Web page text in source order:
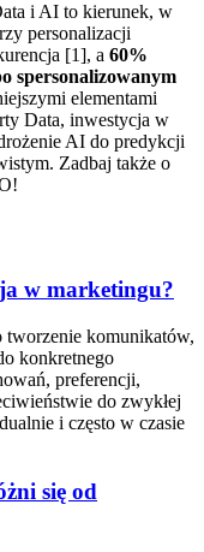
i AI to kierunek, w
personalizacji
[1], a 60%
spersonalizowanym
elementami
Data, inwestycja w
AI do predykcji
Zadbaj także o
w marketingu?
tworzenie komunikatów,
konkretnego
preferencji,
do zwykłej
i często w czasie
się od